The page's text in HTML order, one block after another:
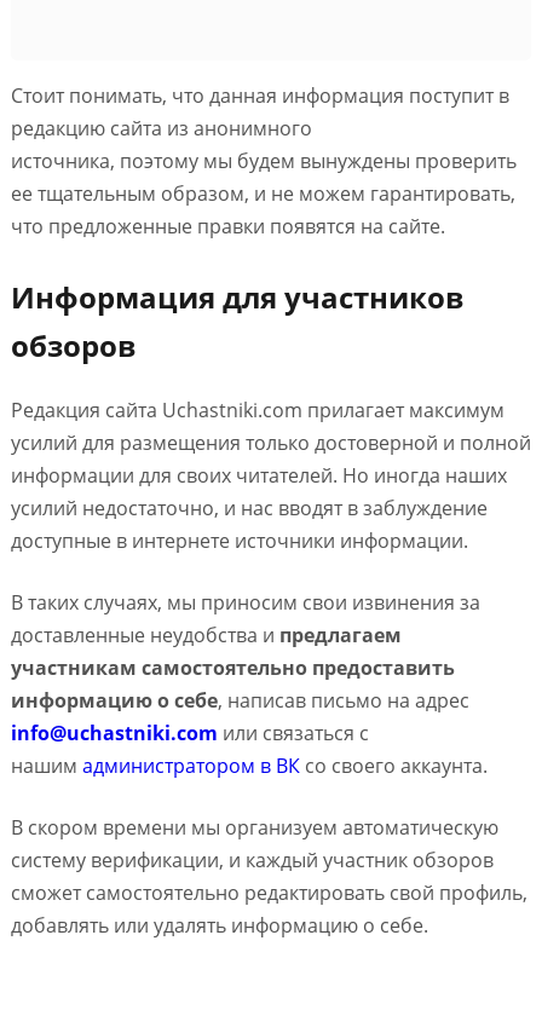
Стоит понимать, что данная информация поступит в
редакцию сайта из анонимного
источника, поэтому мы будем вынуждены проверить
ее тщательным образом, и не можем гарантировать,
что предложенные правки появятся на сайте.
Информация для участников
обзоров
Редакция сайта Uchastniki.com прилагает максимум
усилий для размещения только достоверной и полной
информации для своих читателей. Но иногда наших
усилий недостаточно, и нас вводят в заблуждение
доступные в интернете источники информации.
В таких случаях, мы приносим свои извинения за
доставленные неудобства и предлагаем
участникам самостоятельно предоставить
информацию о себе, написав письмо на адрес
info@uchastniki.com или связаться с
нашим администратором в ВКсо своего аккаунта.
В скором времени мы организуем автоматическую
систему верификации, и каждый участник обзоров
сможет самостоятельно редактировать свой профиль,
добавлять или удалять информацию о себе.